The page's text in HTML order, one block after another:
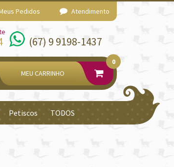
Pedidos Atendimento
(67) 9 9198-1437
MEU CARRINHO
0
Petiscos TODOS